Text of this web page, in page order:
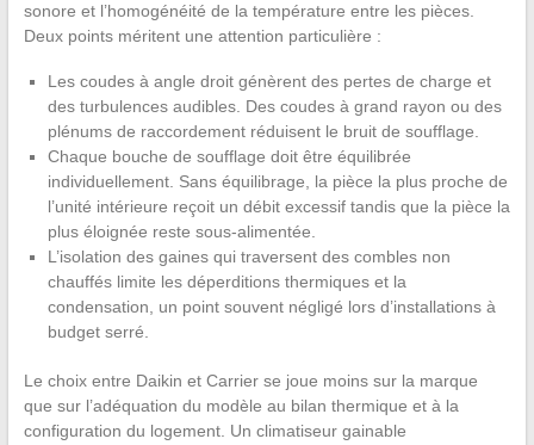
sonore et l’homogénéité de la température entre les pièces.
Deux points méritent une attention particulière :
Les coudes à angle droit génèrent des pertes de charge et
des turbulences audibles. Des coudes à grand rayon ou des
plénums de raccordement réduisent le bruit de soufflage.
Chaque bouche de soufflage doit être équilibrée
individuellement. Sans équilibrage, la pièce la plus proche de
l’unité intérieure reçoit un débit excessif tandis que la pièce la
plus éloignée reste sous-alimentée.
L’isolation des gaines qui traversent des combles non
chauffés limite les déperditions thermiques et la
condensation, un point souvent négligé lors d’installations à
budget serré.
Le choix entre Daikin et Carrier se joue moins sur la marque
que sur l’adéquation du modèle au bilan thermique et à la
configuration du logement. Un climatiseur gainable